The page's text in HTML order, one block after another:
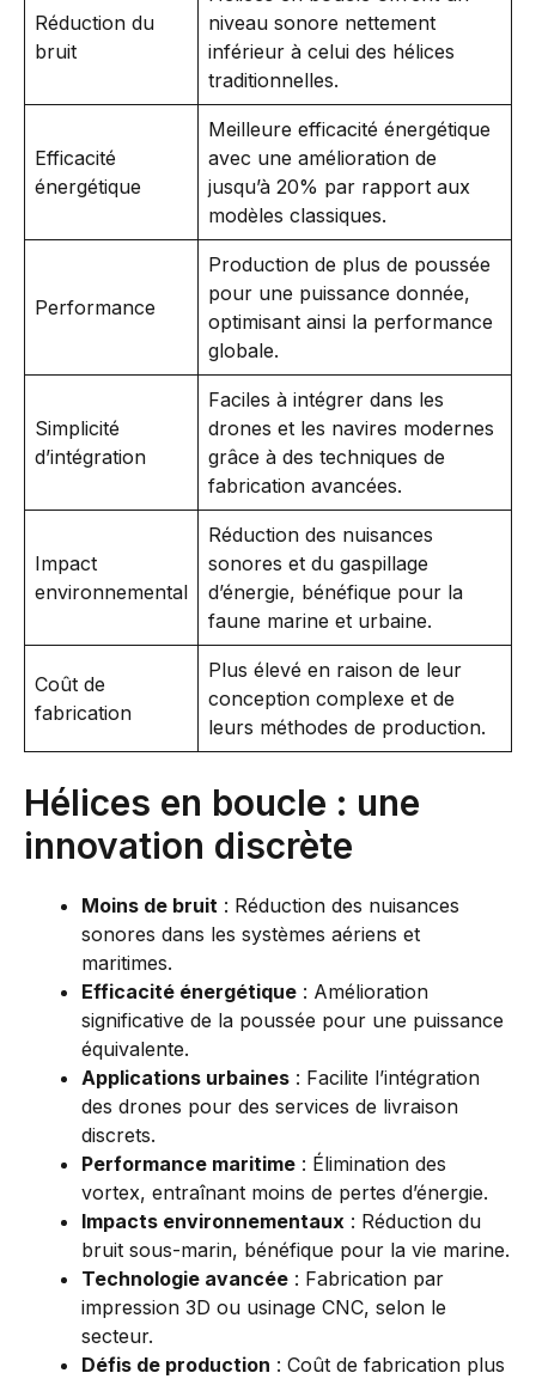
Réduction du
bruit
niveau sonore nettement
inférieur à celui des hélices
traditionnelles.
Efficacité
énergétique
Meilleure efficacité énergétique
avec une amélioration de
jusqu’à 20% par rapport aux
modèles classiques.
Performance
Production de plus de poussée
pour une puissance donnée,
optimisant ainsi la performance
globale.
Simplicité
d’intégration
Faciles à intégrer dans les
drones et les navires modernes
grâce à des techniques de
fabrication avancées.
Impact
environnemental
Réduction des nuisances
sonores et du gaspillage
d’énergie, bénéfique pour la
faune marine et urbaine.
Coût de
fabrication
Plus élevé en raison de leur
conception complexe et de
leurs méthodes de production.
Hélices en boucle : une
innovation discrète
Moins de bruit : Réduction des nuisances
sonores dans les systèmes aériens et
maritimes.
Efficacité énergétique : Amélioration
significative de la poussée pour une puissance
équivalente.
Applications urbaines : Facilite l’intégration
des drones pour des services de livraison
discrets.
Performance maritime : Élimination des
vortex, entraînant moins de pertes d’énergie.
Impacts environnementaux : Réduction du
bruit sous-marin, bénéfique pour la vie marine.
Technologie avancée : Fabrication par
impression 3D ou usinage CNC, selon le
secteur.
Défis de production : Coût de fabrication plus